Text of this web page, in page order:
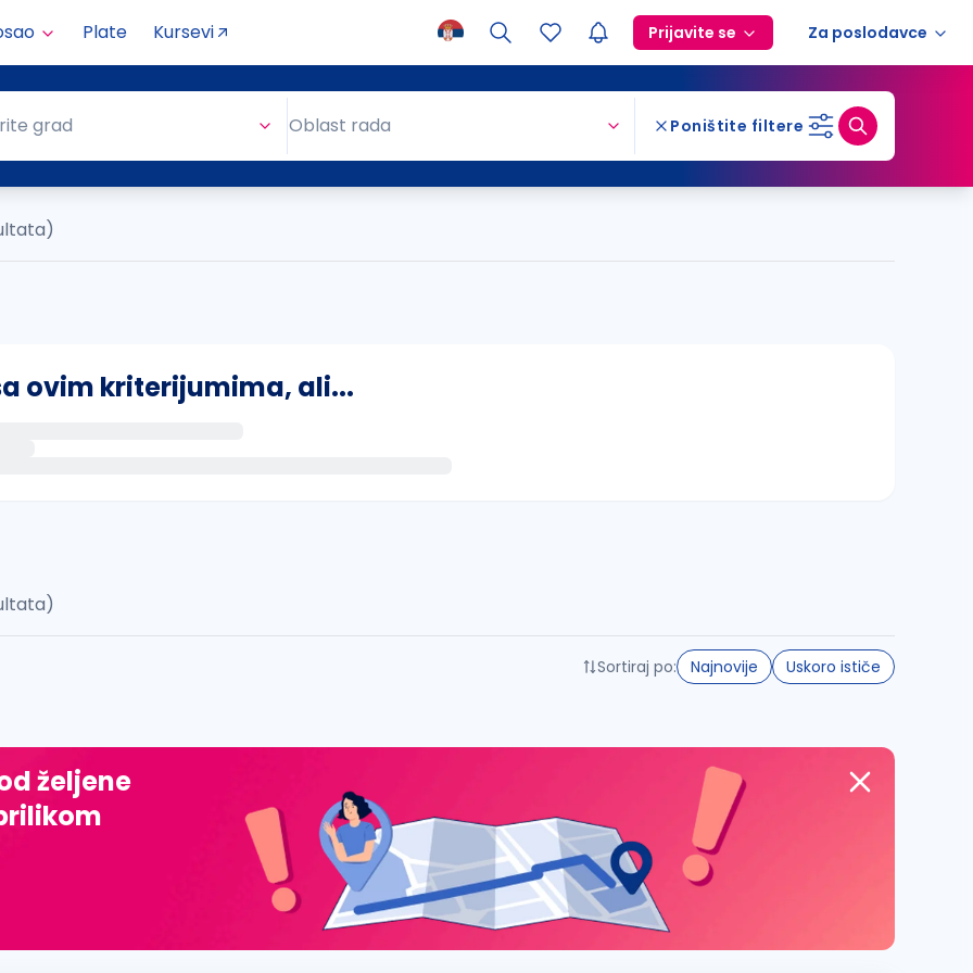
Plate Kursevi Prijavite se Za poslodavce
grad Oblast rada Poništite filtere
ovim kriterijumima, ali...
đ, ž, dž)
Sortiraj po: Najnovije Uskoro ističe
željene